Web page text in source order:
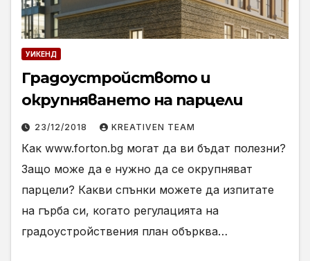
УИКЕНД
Градоустройството и
окрупняването на парцели
23/12/2018 KREATIVEN TEAM
Как www.forton.bg могат да ви бъдат полезни?
Защо може да е нужно да се окрупняват
парцели? Какви спънки можете да изпитате
на гърба си, когато регулацията на
градоустройствения план обърква…